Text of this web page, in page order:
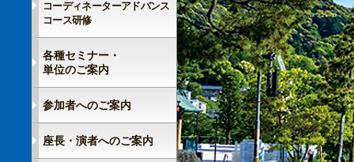
コーディネーターアドバンス
コース研修
各種セミナー・
単位のご案内
参加者へのご案内
座長・演者へのご案内